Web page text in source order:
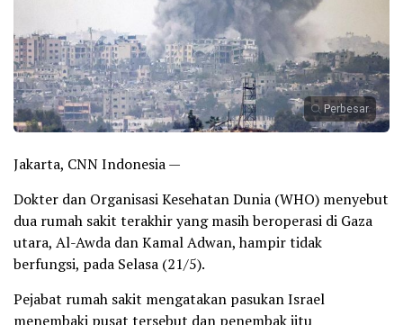
Perbesar
Jakarta, CNN Indonesia —
Dokter dan Organisasi Kesehatan Dunia (WHO) menyebut
dua rumah sakit terakhir yang masih beroperasi di Gaza
utara, Al-Awda dan Kamal Adwan, hampir tidak
berfungsi, pada Selasa (21/5).
Pejabat rumah sakit mengatakan pasukan Israel
menembaki pusat tersebut dan penembak jitu